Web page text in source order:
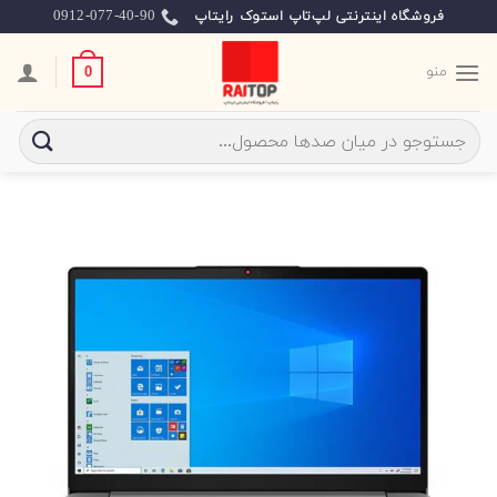
to
content
فروشگاه اینترنتی لپ‌تاپ استوک رایتاپ 0912-077-40-90
منو 0
جستجو
برای: